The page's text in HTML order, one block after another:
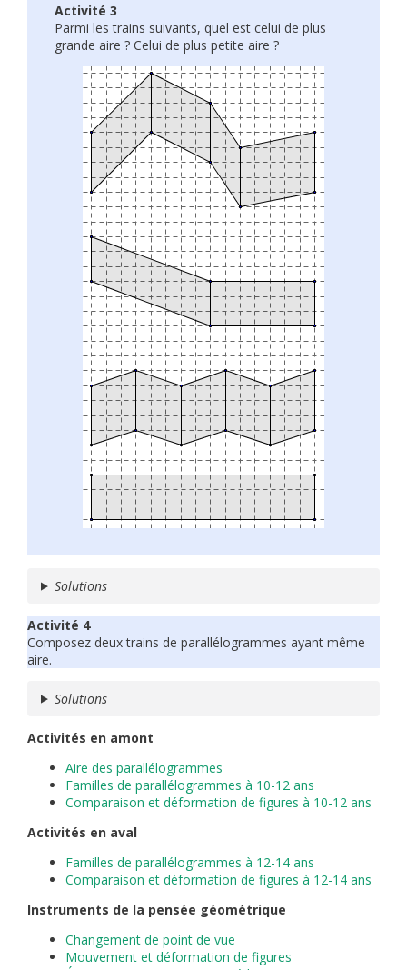
Activité 3
Parmi les trains suivants, quel est celui de plus
grande aire ? Celui de plus petite aire ?
Solutions
Activité 4
Composez deux trains de parallélogrammes ayant même
aire.
Solutions
Activités en amont
Aire des parallélogrammes
Familles de parallélogrammes à 10-12 ans
Comparaison et déformation de figures à 10-12 ans
Activités en aval
Familles de parallélogrammes à 12-14 ans
Comparaison et déformation de figures à 12-14 ans
Instruments de la pensée géométrique
Changement de point de vue
Mouvement et déformation de figures